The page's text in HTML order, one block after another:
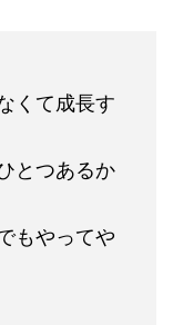
くて成長す
とつあるか
もやってや